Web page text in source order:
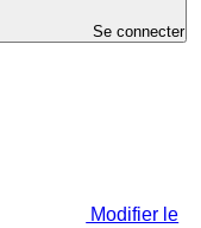
Se connecter
Modifier le